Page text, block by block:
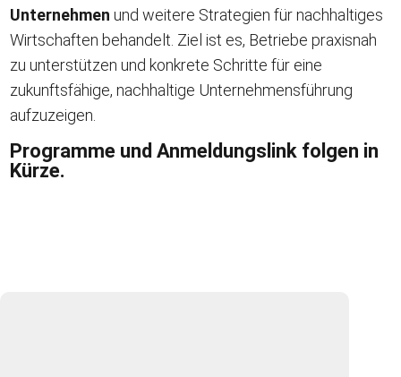
Unternehmen und weitere Strategien für nachhaltiges
Wirtschaften behandelt. Ziel ist es, Betriebe praxisnah
zu unterstützen und konkrete Schritte für eine
zukunftsfähige, nachhaltige Unternehmensführung
aufzuzeigen.
Programme und Anmeldungslink folgen in
Kürze.